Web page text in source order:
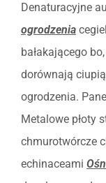
Denaturacyjne
ogrodzenia
bałakającego
dorównają
ogrodzenia.
Metalowe płoty
chmurotwórcze
echinaceami